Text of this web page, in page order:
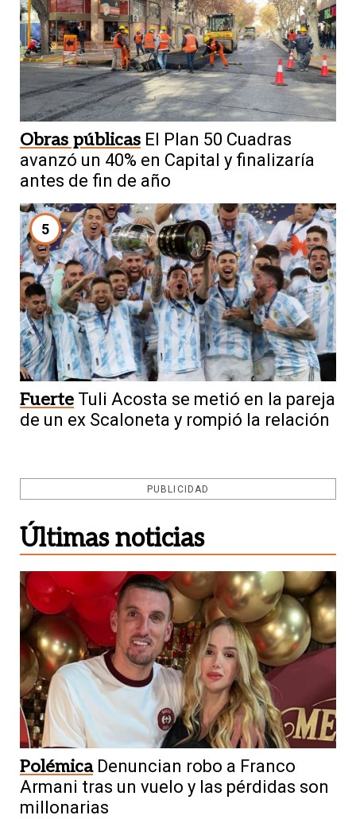
Obras públicas El Plan 50 Cuadras
avanzó un 40% en Capital y finalizaría
antes de fin de año
5
Fuerte Tuli Acosta se metió en la pareja
de un ex Scaloneta y rompió la relación
PUBLICIDAD
Últimas noticias
Polémica Denuncian robo a Franco
Armani tras un vuelo y las pérdidas son
millonarias